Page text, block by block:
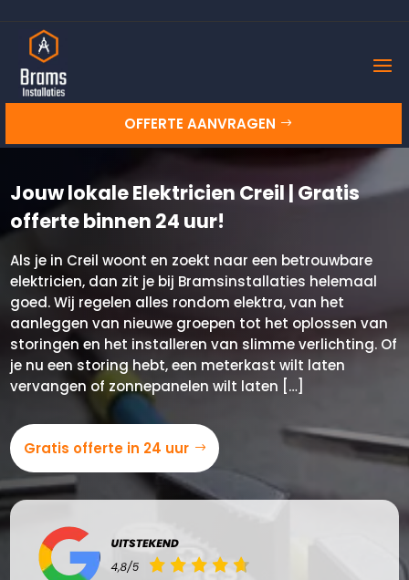
OFFERTE AANVRAGEN
Jouw lokale Elektricien Creil | Gratis
offerte binnen 24 uur!
Als je in Creil woont en zoekt naar een betrouwbare
elektricien, dan zit je bij Bramsinstallaties helemaal
goed. Wij regelen alles rondom elektra, van het
aanleggen van nieuwe groepen tot het oplossen van
storingen en het installeren van slimme verlichting. Of
je nu een storing hebt, een meterkast wilt laten
vervangen of zonnepanelen wilt laten […]
Gratis offerte in 24 uur